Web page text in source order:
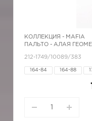
КОЛЛЕКЦИЯ - MAFIA
ПАЛЬТО - АЛАЯ
212-1749/10089/383
164-84 164-88